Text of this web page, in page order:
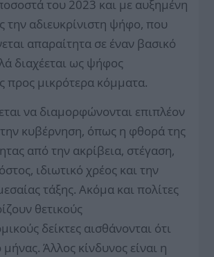
του 2023 και με αυξημένη
την αδιευκρίνιστη ψήφο, που
απαραίτητα σε έναν βασικό
διαχέεται ως ψήφος
προς μικρότερα κόμματα.
να διαμορφώνονται επιπλέον
την κυβέρνηση, όπως η φθορά της
από την ακρίβεια, στέγαση,
ιδιωτικό χρέος και την
τάξης. Ακόμα και πολίτες
θετικούς
δείκτες αισθάνονται ότι
μήνας. Άλλος κίνδυνος είναι η